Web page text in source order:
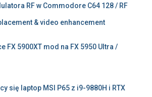
RF w Commodore C64 128 / RF
& video enhancement
FX 5900XT mod na FX 5950 Ultra /
się laptop MSI P65 z i9-9880H i RTX